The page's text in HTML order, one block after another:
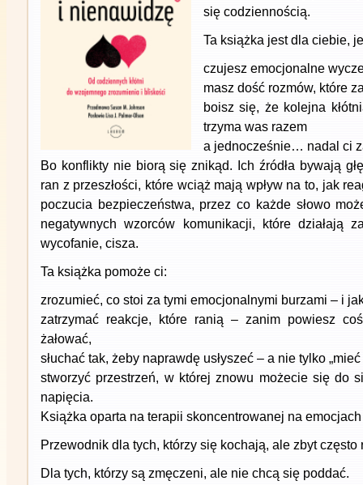
się codziennością.
Ta książka jest dla ciebie,
czujesz emocjonalne
masz dość rozmów, które
boisz się, że kolejna
trzyma was razem
a jednocześnie… nadal ci
Bo konflikty nie biorą się znikąd. Ich źródła bywają
ran z przeszłości, które wciąż mają wpływ na to, jak
poczucia bezpieczeństwa, przez co każde słowo
negatywnych wzorców komunikacji, które działają
wycofanie, cisza.
Ta książka pomoże ci:
zrozumieć, co stoi za tymi emocjonalnymi burzami – i
zatrzymać reakcje, które ranią – zanim powiesz
żałować,
słuchać tak, żeby naprawdę usłyszeć – a nie tylko „mieć
stworzyć przestrzeń, w której znowu możecie się do
napięcia.
Książka oparta na terapii skoncentrowanej na
Przewodnik dla tych, którzy się kochają, ale zbyt często
Dla tych, którzy są zmęczeni, ale nie chcą się poddać.